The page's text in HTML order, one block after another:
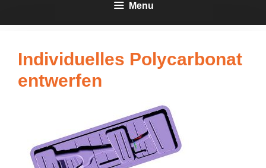
Menu
Individuelles Polycarbonat
entwerfen